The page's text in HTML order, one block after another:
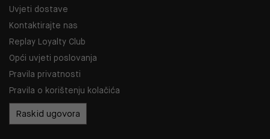
Uvjeti dostave
Kontaktirajte nas
Replay Loyalty Club
Opći uvjeti poslovanja
Pravila privatnosti
Pravila o korištenju kolačića
Raskid ugovora